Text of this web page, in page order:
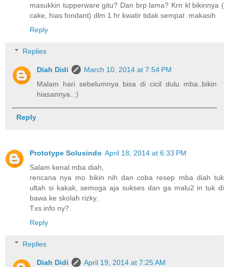
masukkin tupperware gitu? Dan brp lama? Krn kl bikinnya (
cake, hias fondant) dlm 1 hr kwatir tidak sempat .makasih
Reply
Replies
Diah Didi
March 10, 2014 at 7:54 PM
Malam hari sebelumnya bisa di cicil dulu mba..bikin
hiasannya..:)
Reply
Prototype Solusindo April 18, 2014 at 6:33 PM
Salam kenal mba diah,
rencana nya mo bikin nih dan coba resep mba diah tuk
ultah si kakak, semoga aja sukses dan ga malu2 in tuk di
bawa ke skolah rizky.
Txs info ny?.
Reply
Replies
Diah Didi
April 19, 2014 at 7:25 AM